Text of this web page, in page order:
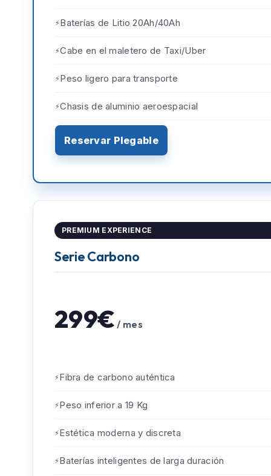
Baterías de Litio 20Ah/40Ah
Cabe en el maletero de Taxi/Uber
Peso ligero para transporte
Chasis de aluminio aeroespacial
Reservar Plegable
PREMIUM EXPERIENCE
Serie Carbono
299€ / mes
Fibra de carbono auténtica
Peso inferior a 19 Kg
Estética moderna y discreta
Baterías inteligentes de larga duración